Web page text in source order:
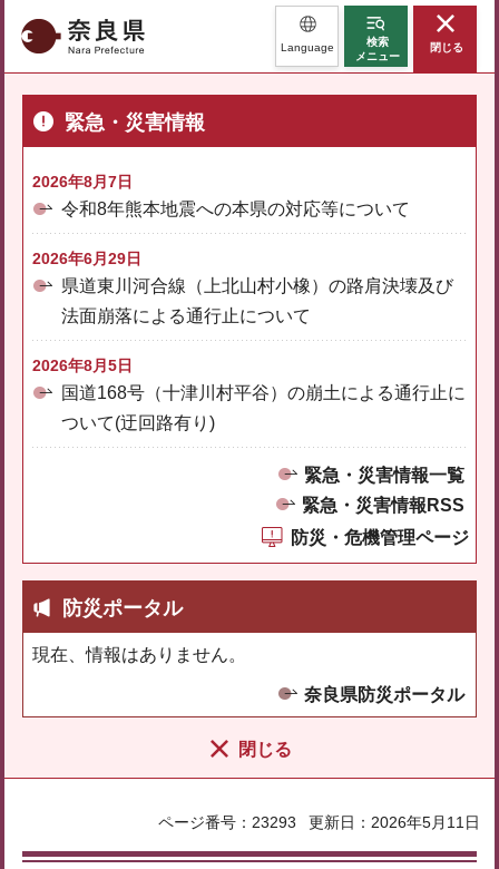
奈良県 Language
検索
メニュー
閉じる
緊急・災害情報
2026年8月7日
令和8年熊本地震への本県の対応等について
2026年6月29日
県道東川河合線（上北山村小橡）の路肩決壊及び
法面崩落による通行止について
2026年8月5日
国道168号（十津川村平谷）の崩土による通行止に
ついて(迂回路有り)
緊急・災害情報一覧
緊急・災害情報RSS
防災・危機管理ページ
防災ポータル
現在、情報はありません。
奈良県防災ポータル
閉じる
ページ番号：23293 更新日：2026年5月11日